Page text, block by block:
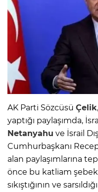
AK Parti Sözcüsü Çelik
yaptığı paylaşımda,
Netanyahu ve İsrail
Cumhurbaşkanı
alan paylaşımlarına
önce bu katliam
sıkıştığının ve